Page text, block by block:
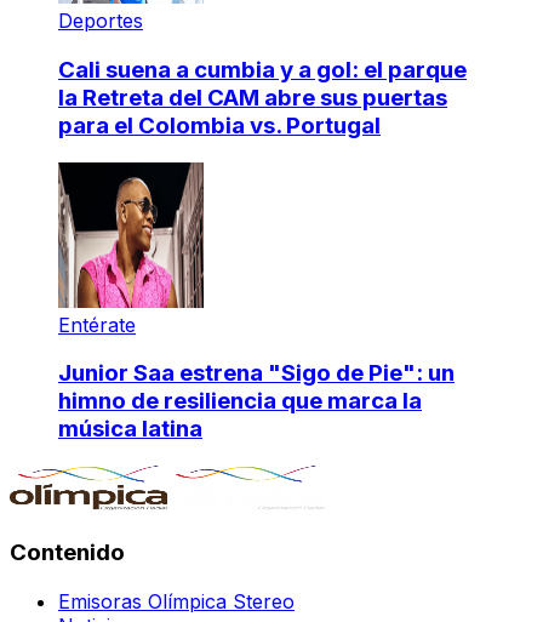
Deportes
Cali suena a cumbia y a gol: el parque
la Retreta del CAM abre sus puertas
para el Colombia vs. Portugal
Entérate
Junior Saa estrena "Sigo de Pie": un
himno de resiliencia que marca la
música latina
Contenido
Emisoras Olímpica Stereo